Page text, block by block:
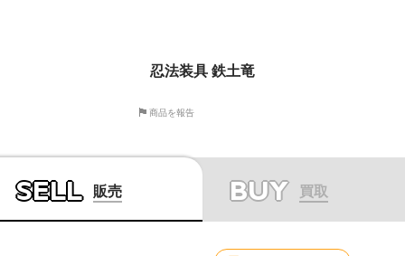
忍法装具 鉄土竜
商品を報告
SELL 販売 BUY 買取